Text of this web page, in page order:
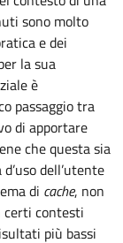
sono molto
e dei
la sua
è
passaggio tra
di apportare
che questa sia
dell’utente
di cache, non
certi contesti
più bassi